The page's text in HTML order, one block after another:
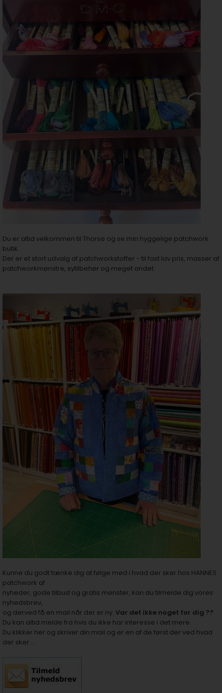
Du er altid velkommen til Thorsø og se min hyggelige patchwork
butik.
Der er et stort udvalg af patchworkstoffer - til fast lav pris, masser af
patchworkmønstre, sytilbehør og meget andet.
Kunne du godt tænke dig at følge med i hvad der sker hos HANNES
patchwork af
nyheder, gode tilbud og gratis mønster, kan du tilmelde dig vores
nyhedsbrev,
og derved få en mail når der er ny. Var det ikke noget for dig ??
Du kan altid melde fra hvis du ikke har interesse i det mere.
Du klikker her og skriver din mail og er en af de først der ved hvad
der sker....